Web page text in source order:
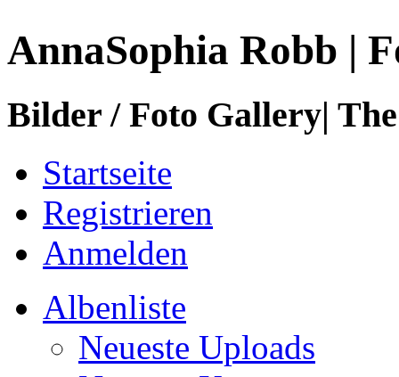
AnnaSophia Robb |
Bilder / Foto Gallery|
Startseite
Registrieren
Anmelden
Albenliste
Neueste Uploads